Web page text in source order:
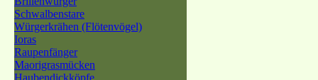
Schwalbenstare
Würgerkrähen (Flötenvögel)
Ioras
Raupenfänger
Maorigrasmücken
Haubendickköpfe